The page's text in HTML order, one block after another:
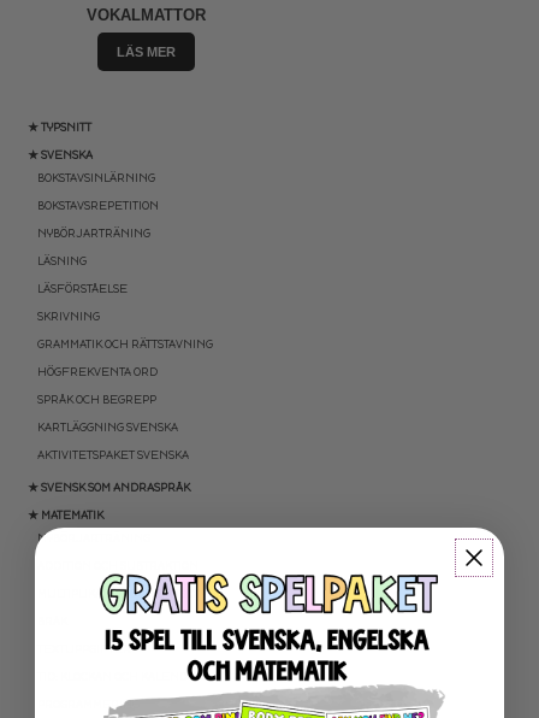
★ TYPSNITT
★ SVENSKA
BOKSTAVSINLÄRNING
BOKSTAVSREPETITION
NYBÖRJARTRÄNING
LÄSNING
LÄSFÖRSTÅELSE
SKRIVNING
GRAMMATIK OCH RÄTTSTAVNING
HÖGFREKVENTA ORD
SPRÅK OCH BEGREPP
KARTLÄGGNING SVENSKA
AKTIVITETSPAKET SVENSKA
★ SVENSK SOM ANDRASPRÅK
★ MATEMATIK
NYBÖRJARTRÄNING
MULTIPLIKATION OCH DIVISION
TEXTUPPGIFTER
TID: KLOCKAN OCH KALENDER
PROGRAMMERING
VOKALMATTOR
LÄS MER